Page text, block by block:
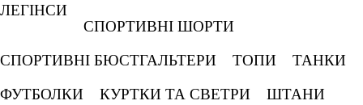
Темний дуб
Скасовувати все
Ціна
ЛЕГІНСИ
СПОРТИВНІ ШОРТИ
СПОРТИВНІ БЮСТГАЛЬТЕРИ
ТОПИ
ТАНКИ
ФУТБОЛКИ
КУРТКИ ТА СВЕТРИ ШТАНИ